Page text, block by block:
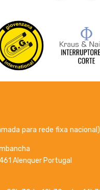
para rede fixa nacional)
Alenquer Portugal